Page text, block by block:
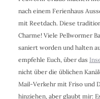
nach einem Ferienhaus
mit Reetdach. Diese
Charme! Viele Pellwormer
saniert worden und halten
empfehle Euch, über das
nicht über die üblichen
Mail-Verkehr mit Friso und
hinziehen, aber glaubt mir: